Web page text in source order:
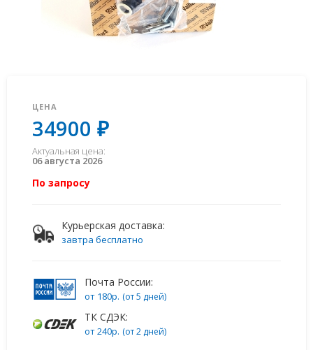
ЦЕНА
34900 ₽
Актуальная цена:
06 августа 2026
По запросу
Курьерская доставка:
завтра бесплатно
Почта России:
от 180р. (от 5 дней)
ТК СДЭК:
от 240р. (от 2 дней)